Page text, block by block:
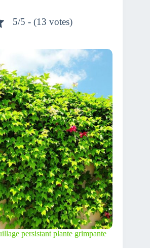
5/5 - (13 votes)
persistant plante grimpante